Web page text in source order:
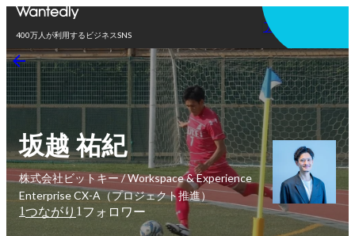
400万人が利用するビジネスSNS
アプリを使う
坂越 祐紀
株式会社ビットキー / Workspace & Experience
Enterprise CX-A（プロジェクト推進）
1つながり 1 フォロワー